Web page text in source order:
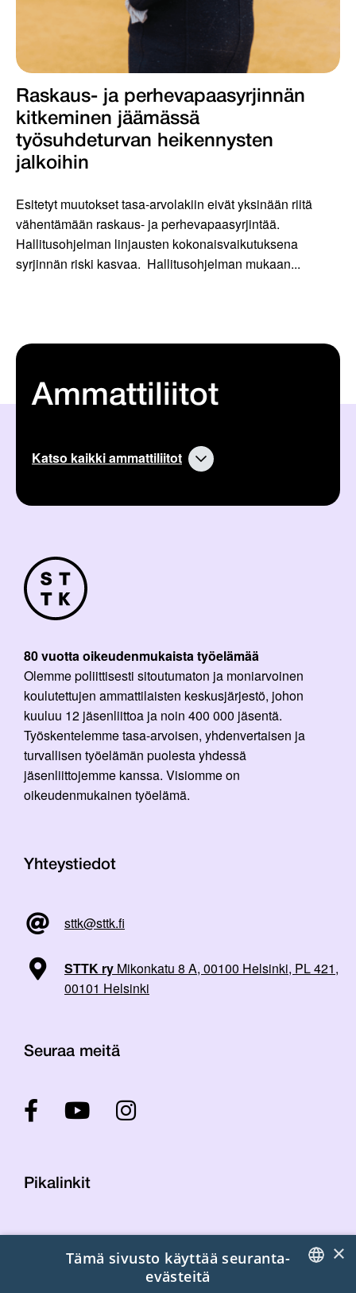
Raskaus- ja perhevapaasyrjinnän
kitkeminen jäämässä
työsuhdeturvan heikennysten
jalkoihin
Esitetyt muutokset tasa-arvolakiin eivät yksinään riitä
vähentämään raskaus- ja perhevapaasyrjintää.
Hallitusohjelman linjausten kokonaisvaikutuksena
syrjinnän riski kasvaa. Hallitusohjelman mukaan...
Ammattiliitot
Katso kaikki ammattiliitot
80 vuotta oikeudenmukaista työelämää
Olemme poliittisesti sitoutumaton ja moniarvoinen
koulutettujen ammattilaisten keskusjärjestö, johon
kuuluu 12 jäsenliittoa ja noin 400 000 jäsentä.
Työskentelemme tasa-arvoisen, yhdenvertaisen ja
turvallisen työelämän puolesta yhdessä
jäsenliittojemme kanssa. Visiomme on
oikeudenmukainen työelämä.
Yhteystiedot
sttk@sttk.fi
STTK ry Mikonkatu 8 A, 00100 Helsinki, PL 421,
00101 Helsinki
Seuraa meitä
Pikalinkit
Laskutustiedot
×
Tämä sivusto käyttää seuranta-
evästeitä